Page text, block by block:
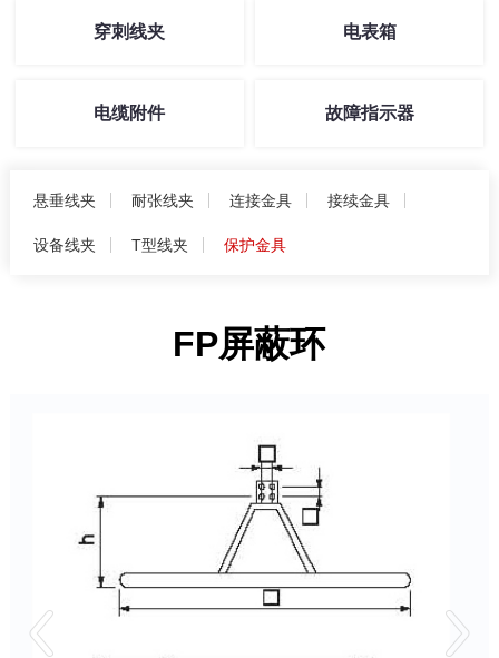
穿刺线夹 电表箱
电缆附件 故障指示器
悬垂线夹 耐张线夹 连接金具 接续金具
设备线夹 T型线夹 保护金具
FP屏蔽环